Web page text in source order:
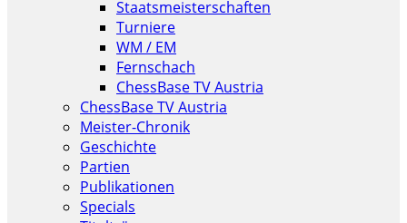
Staatsmeisterschaften
Turniere
WM / EM
Fernschach
ChessBase TV Austria
ChessBase TV Austria
Meister-Chronik
Geschichte
Partien
Publikationen
Specials